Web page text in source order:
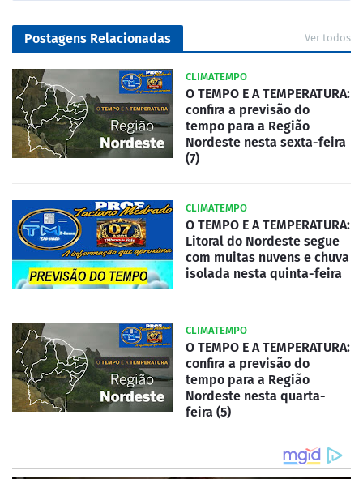
Postagens Relacionadas Ver todos
CLIMATEMPO
O TEMPO E A TEMPERATURA:
confira a previsão do
tempo para a Região
Nordeste nesta sexta-feira
(7)
CLIMATEMPO
O TEMPO E A TEMPERATURA:
Litoral do Nordeste segue
com muitas nuvens e chuva
isolada nesta quinta-feira
CLIMATEMPO
O TEMPO E A TEMPERATURA:
confira a previsão do
tempo para a Região
Nordeste nesta quarta-
feira (5)